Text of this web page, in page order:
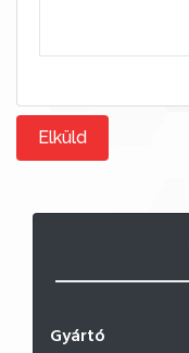
Elküld
Gyártó